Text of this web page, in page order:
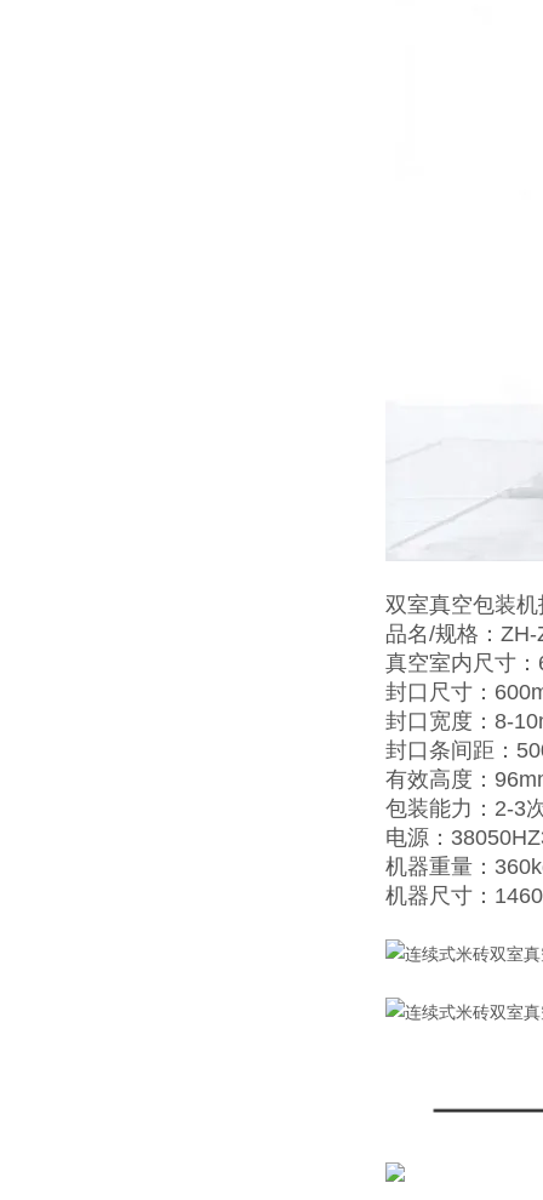
双室真空包装机
品名/规格：
真空室内尺寸
封口尺寸：
封口宽度：8-
封口条间距：
有效高度：
包装能力：2-3
电源：
机器重量：
机器尺寸：